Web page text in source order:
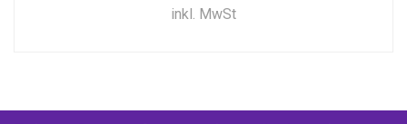
inkl. MwSt